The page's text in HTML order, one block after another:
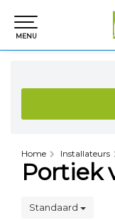
MENU
Home Installateurs
Portiek
Standaard